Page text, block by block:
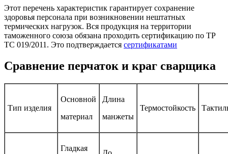
Этот перечень характеристик гарантирует сохранение
здоровья персонала при возникновении нештатных
термических нагрузок. Вся продукция на территории
таможенного союза обязана проходить сертификацию по ТР
ТС 019/2011. Это подтверждается сертификатами
Сравнение перчаток и краг сварщика
Тип изделия
Основной
материал
Длина
манжеты
Термостойкость
Гладкая